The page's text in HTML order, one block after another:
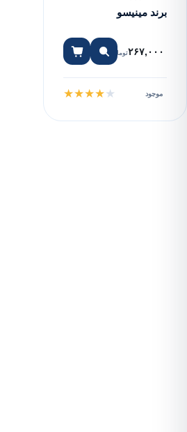
برند مینیسو
۲۶۷,۰۰۰تومان
موجود ★★★★ ★